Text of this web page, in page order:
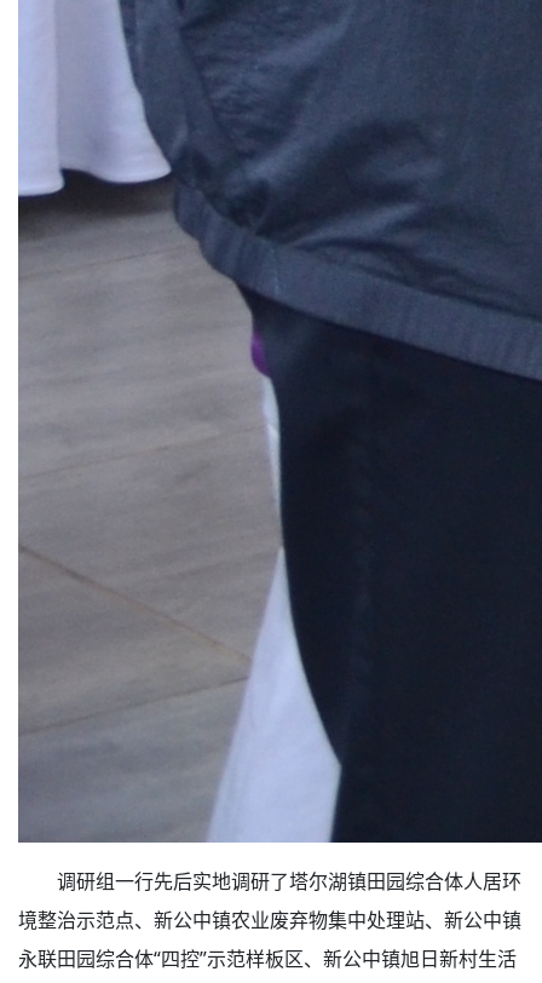
调研组一行先后实地调研了塔尔湖镇田园综合体人居环
境整治示范点、新公中镇农业废弃物集中处理站、新公中镇
永联田园综合体“四控”示范样板区、新公中镇旭日新村生活